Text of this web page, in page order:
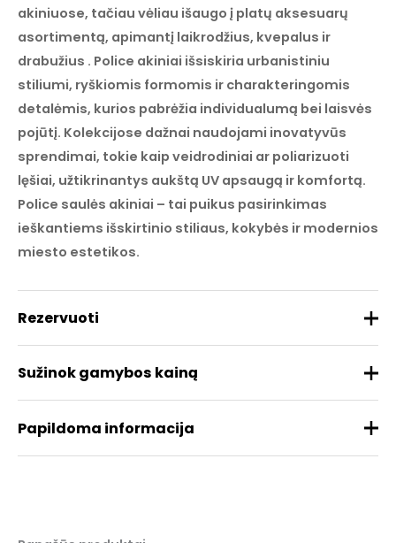
akiniuose, tačiau vėliau išaugo į platų aksesuarų
asortimentą, apimantį laikrodžius, kvepalus ir
drabužius . Police akiniai išsiskiria urbanistiniu
stiliumi, ryškiomis formomis ir charakteringomis
detalėmis, kurios pabrėžia individualumą bei laisvės
pojūtį. Kolekcijose dažnai naudojami inovatyvūs
sprendimai, tokie kaip veidrodiniai ar poliarizuoti
lęšiai, užtikrinantys aukštą UV apsaugą ir komfortą.
Police saulės akiniai – tai puikus pasirinkimas
ieškantiems išskirtinio stiliaus, kokybės ir modernios
miesto estetikos.
Rezervuoti
REZERVUOTI
Sužinok gamybos kainą
Papildoma informacija